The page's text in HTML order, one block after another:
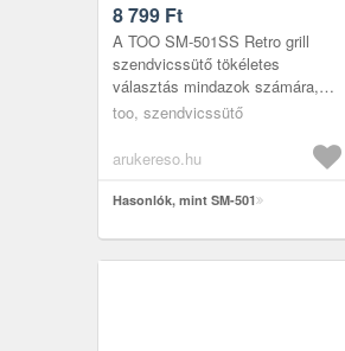
8 799 Ft
A TOO SM-501SS Retro grill
szendvicssütő tökéletes
választás mindazok számára,
akik szeretik a klasszikus,
lemondan...
too, szendvicssütő
arukereso.hu
Hasonlók, mint SM-501